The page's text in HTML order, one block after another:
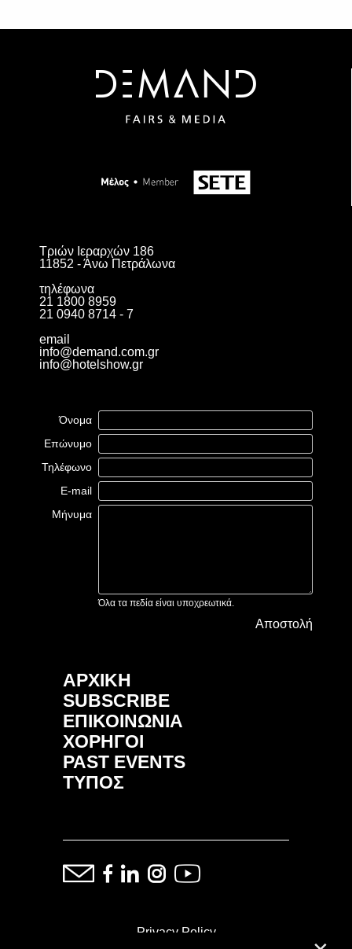
Τριών Ιεραρχών 186
11852 - Άνω Πετράλωνα
τηλέφωνα
21 1800 8959
21 0940 8714 - 7
email
info@demand.com.gr
info@hotelshow.gr
Όνομα
Επώνυμο
Τηλέφωνο
E-mail
Μήνυμα
Όλα τα πεδία είναι υποχρεωτικά.
Αποστολή
ΑΡΧΙΚΗ
SUBSCRIBE
ΕΠΙΚΟΙΝΩΝΙΑ
ΧΟΡΗΓΟΙ
PAST EVENTS
ΤΥΠΟΣ
Privacy Policy